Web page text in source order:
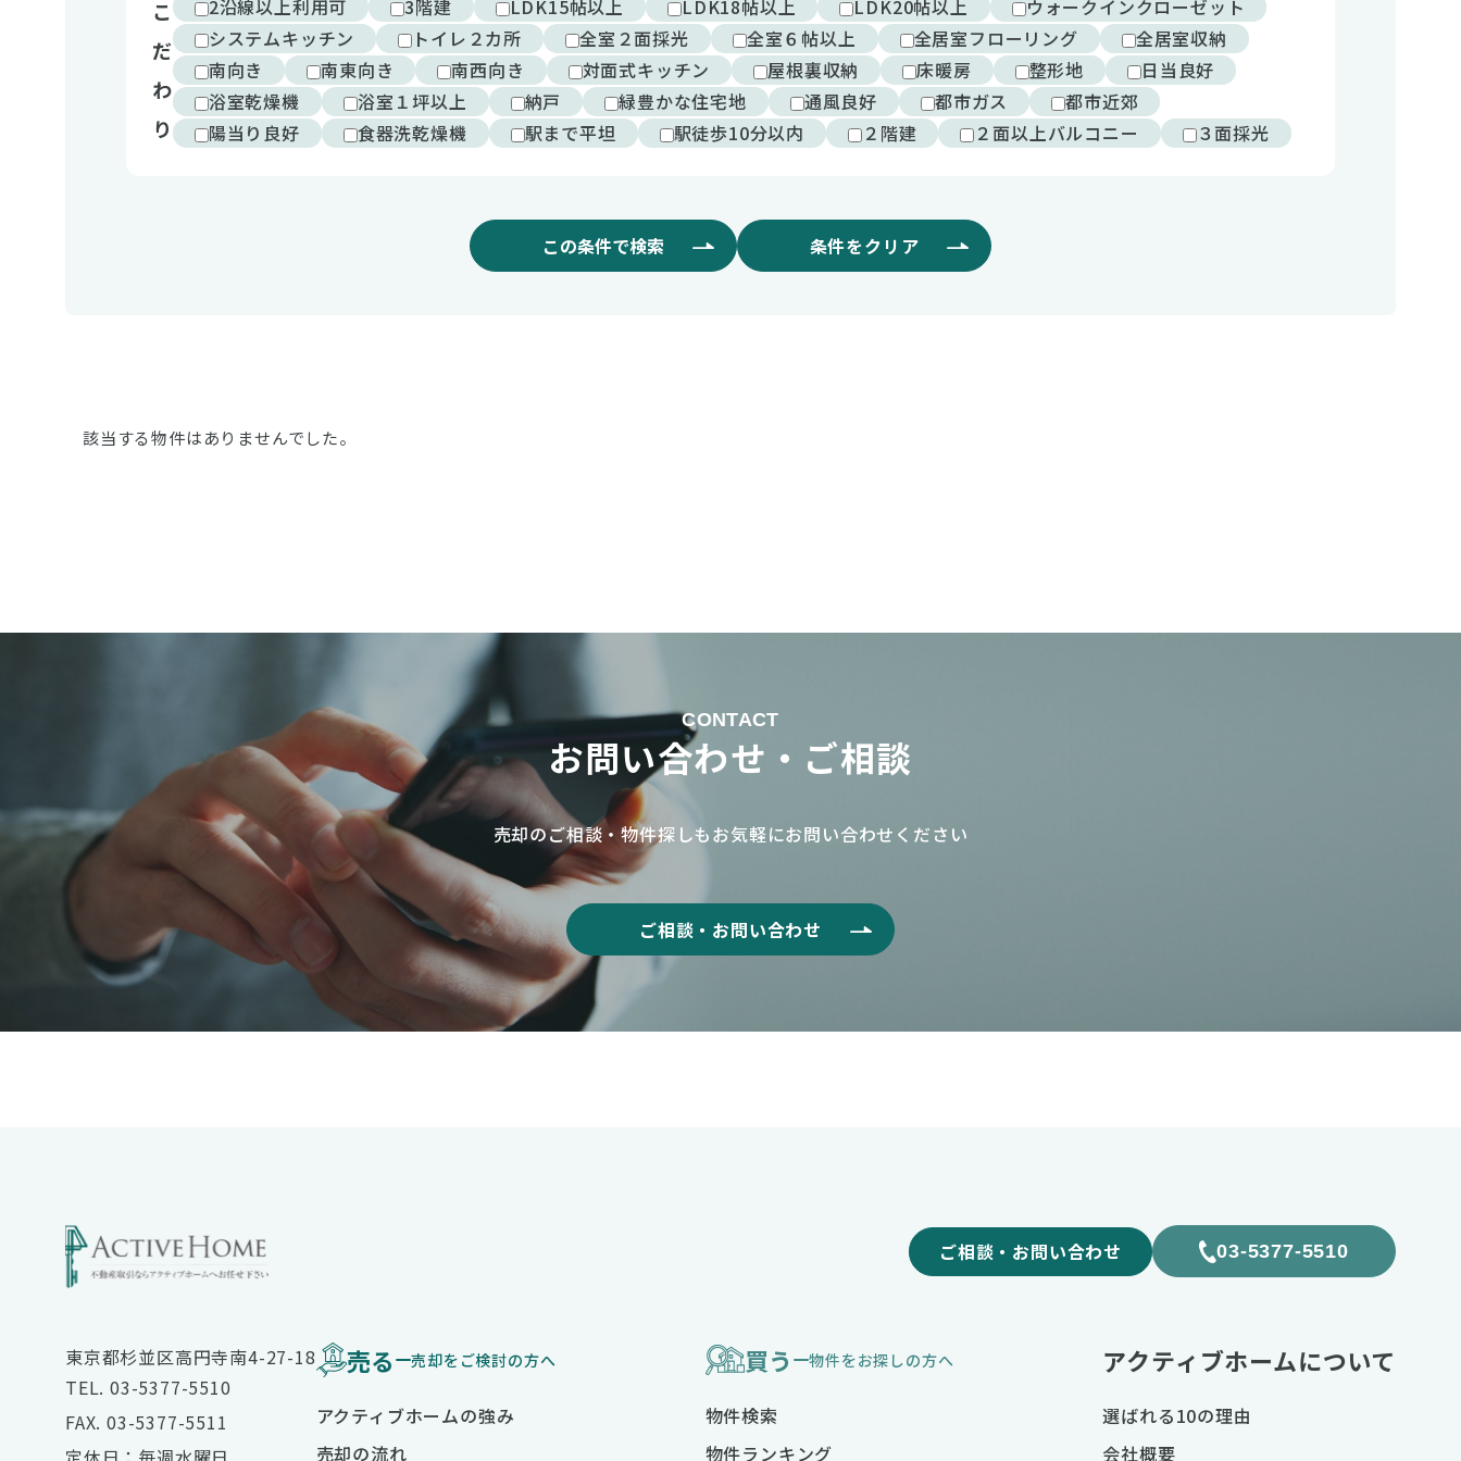
こ
だ
わ
り
2沿線以上利用可 3階建 LDK15帖以上 LDK18帖以上 LDK20帖以上
ウォークインクローゼット
システムキッチン
トイレ２カ所 全室２面採光 全室６帖以上 全居室フローリング
全居室収納
南向き
南東向き 南西向き 対面式キッチン 屋根裏収納 床暖房 整形地
日当良好
浴室乾燥機
浴室１坪以上 納戸 緑豊かな住宅地 通風良好 都市ガス
都市近郊
陽当り良好
食器洗乾燥機 駅まで平坦 駅徒歩10分以内 ２階建 ２面以上バルコニー ３面採光
この条件で検索 条件をクリア
該当する物件はありませんでした。
CONTACT
お問い合わせ・ご相談
売却のご相談・物件探しもお気軽にお問い合わせください
ご相談・お問い合わせ
東京都杉並区高円寺南4-27-18
TEL. 03-5377-5510
FAX. 03-5377-5511
ご相談・お問い合わせ 03-5377-5510
売る 売却をご検討の方へ
アクティブホームの強み
売却の流れ
買う 物件をお探しの方へ
物件検索
物件ランキング
アクティブホームについて
選ばれる10の理由
会社概要